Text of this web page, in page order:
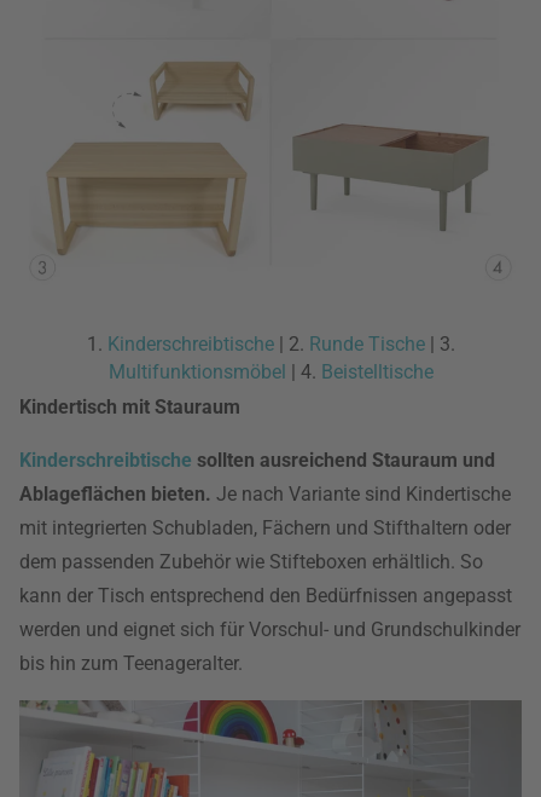
1. Kinderschreibtische| 2. Runde Tische| 3.
Multifunktionsmöbel | 4. Beistelltische
Kindertisch mit Stauraum
Kinderschreibtische sollten ausreichend Stauraum und
Ablageflächen bieten. Je nach Variante sind Kindertische
mit integrierten Schubladen, Fächern und Stifthaltern oder
dem passenden Zubehör wie Stifteboxen erhältlich. So
kann der Tisch entsprechend den Bedürfnissen angepasst
werden und eignet sich für Vorschul- und Grundschulkinder
bis hin zum Teenageralter.